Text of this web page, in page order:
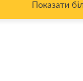
Показати